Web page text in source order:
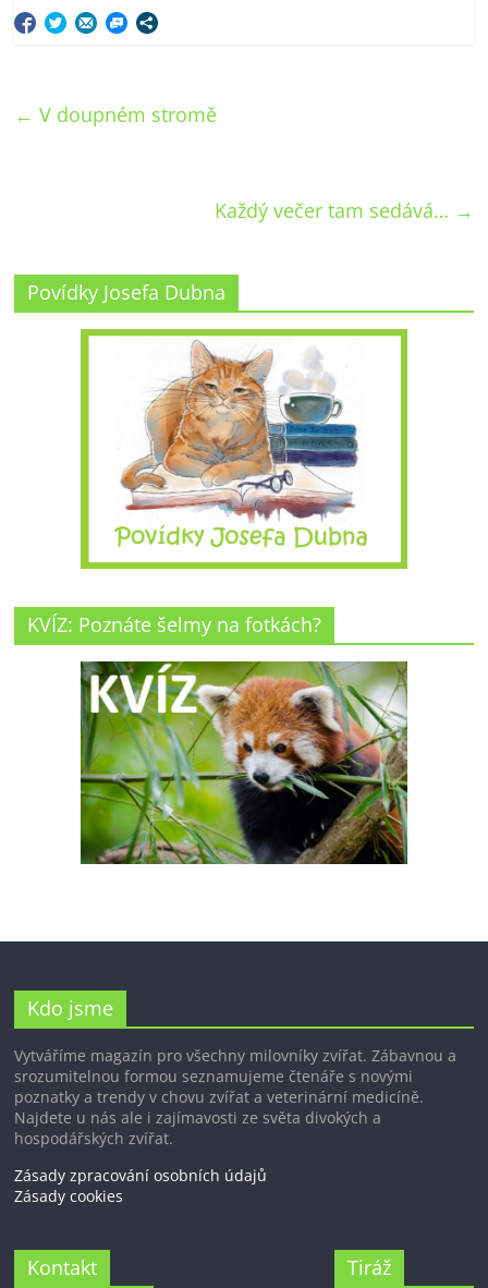
← V doupném stromě
Každý večer tam sedává… →
Povídky Josefa Dubna
KVÍZ: Poznáte šelmy na fotkách?
Kdo jsme
Vytváříme magazín pro všechny milovníky zvířat. Zábavnou a
srozumitelnou formou seznamujeme čtenáře s novými
poznatky a trendy v chovu zvířat a veterinární medicíně.
Najdete u nás ale i zajímavosti ze světa divokých a
hospodářských zvířat.
Zásady zpracování osobních údajů
Zásady cookies
Kontakt Tiráž